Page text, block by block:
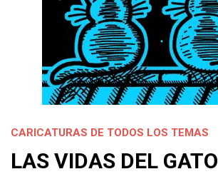
CARICATURAS DE TODOS LOS TEMAS
LAS VIDAS DEL GATO